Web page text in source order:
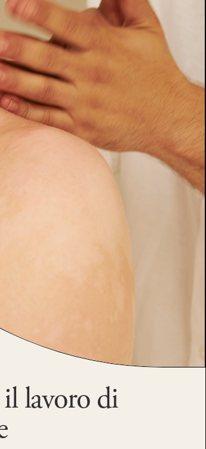
lavoro di